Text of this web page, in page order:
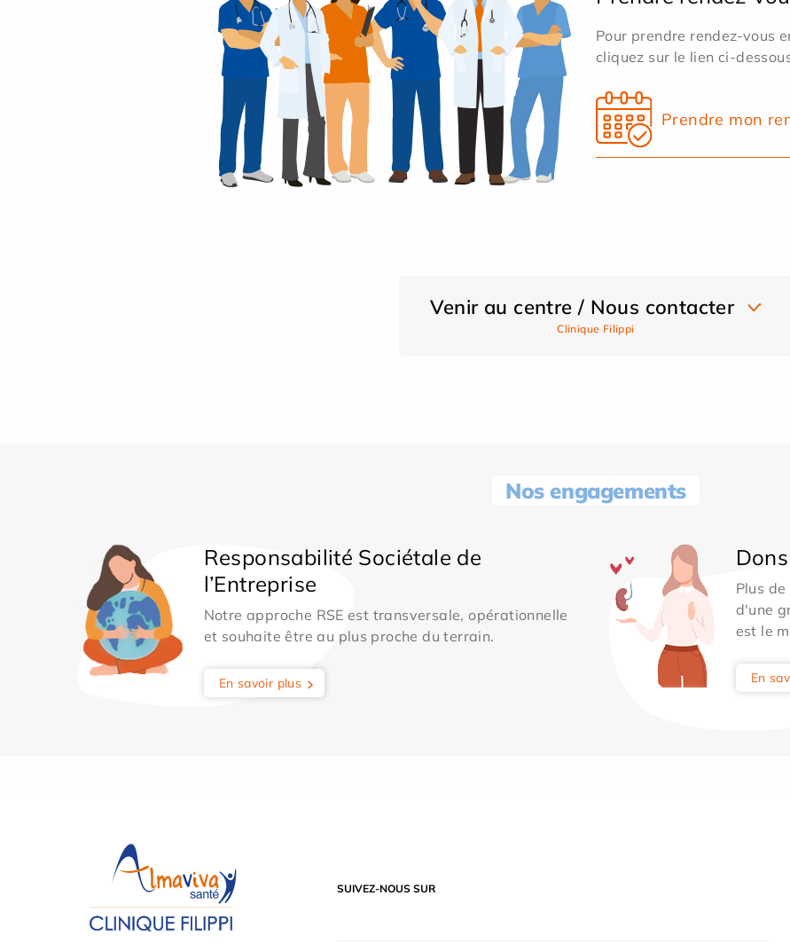
Pour prendre rendez-vous
cliquez sur le lien ci-
Prendre mon
Venir au centre / Nous contacter
Clinique Filippi
Nos engagements
Responsabilité Sociétale de
l’Entreprise
Notre approche RSE est transversale, opérationnelle
et souhaite être au plus proche du terrain.
En savoir plus
Plus
d'une
est le
En
SUIVEZ-NOUS SUR